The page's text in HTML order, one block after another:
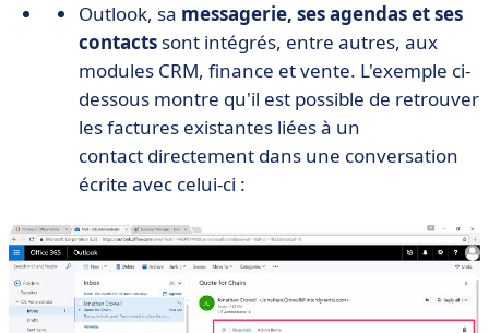
Outlook, sa messagerie, ses agendas et ses
contacts sont intégrés, entre autres, aux
modules CRM, finance et vente. L'exemple ci-
dessous montre qu'il est possible de retrouver
les factures existantes liées à un
contact directement dans une conversation
écrite avec celui-ci :